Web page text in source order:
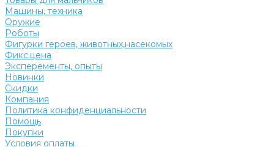
Машины, техника
Оружие
Роботы
Фигурки героев, животных,насекомых
Фикс.цена
Эксперементы, опыты
Новинки
Скидки
Компания
Политика конфиденциальности
Помощь
Покупки
Условия оплаты